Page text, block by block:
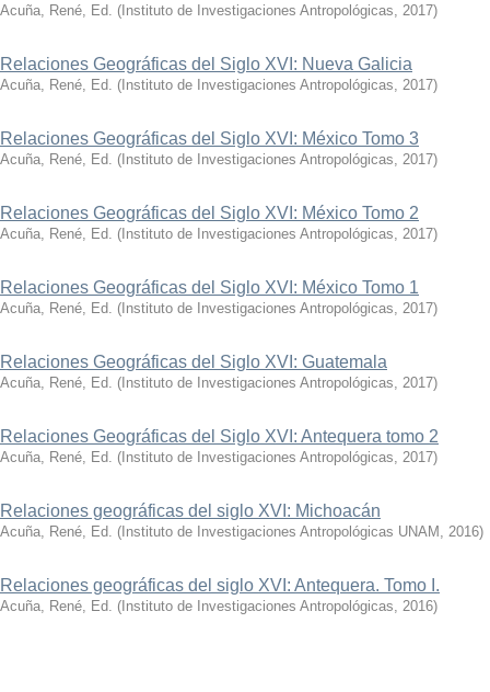
Acuña, René, Ed. ( Instituto de Investigaciones Antropológicas, 2017)
Relaciones Geográficas del Siglo XVI: Nueva Galicia
Acuña, René, Ed. ( Instituto de Investigaciones Antropológicas, 2017)
Relaciones Geográficas del Siglo XVI: México Tomo 3
Acuña, René, Ed. ( Instituto de Investigaciones Antropológicas, 2017)
Relaciones Geográficas del Siglo XVI: México Tomo 2
Acuña, René, Ed. ( Instituto de Investigaciones Antropológicas, 2017)
Relaciones Geográficas del Siglo XVI: México Tomo 1
Acuña, René, Ed. ( Instituto de Investigaciones Antropológicas, 2017)
Relaciones Geográficas del Siglo XVI: Guatemala
Acuña, René, Ed. ( Instituto de Investigaciones Antropológicas, 2017)
Relaciones Geográficas del Siglo XVI: Antequera tomo 2
Acuña, René, Ed. ( Instituto de Investigaciones Antropológicas, 2017)
Relaciones geográficas del siglo XVI: Michoacán
Acuña, René, Ed. ( Instituto de Investigaciones Antropológicas UNAM , 2016)
Relaciones geográficas del siglo XVI: Antequera. Tomo I.
Acuña, René, Ed. ( Instituto de Investigaciones Antropológicas, 2016)